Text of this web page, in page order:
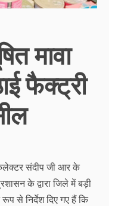
मावा
फैक्ट्री
संदीप जी आर के
के द्वारा जिले में बड़ी
रूप से निर्देश दिए गए हैं कि